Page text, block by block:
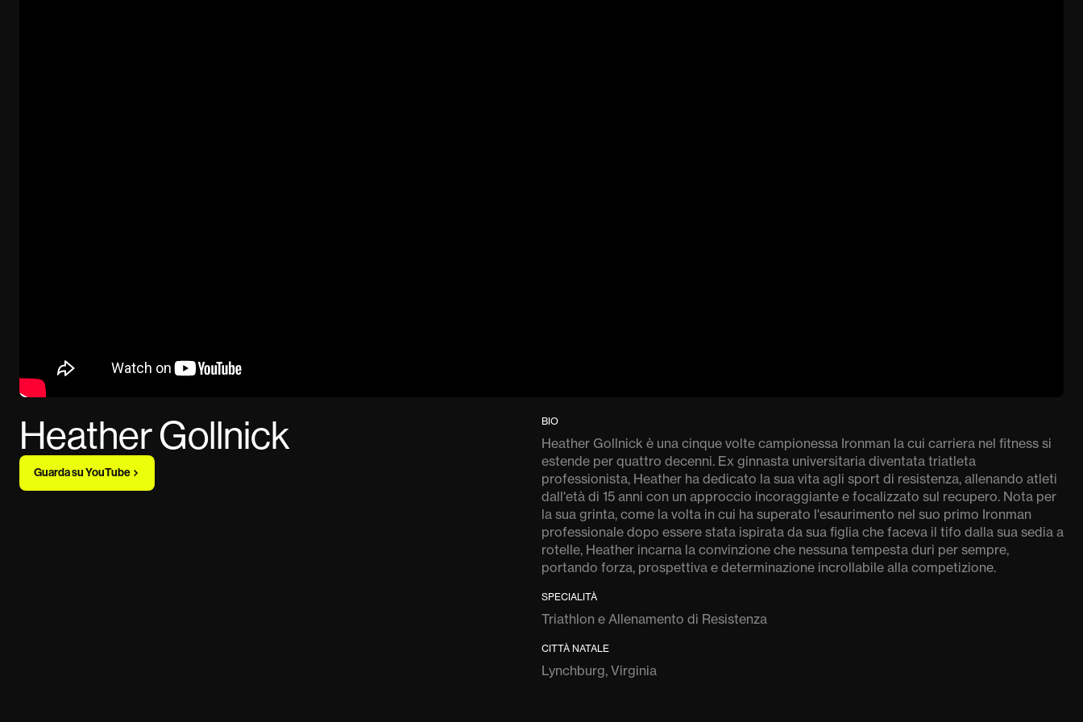
Heather Gollnick
Guarda su YouTube
BIO
Heather Gollnick è una cinque volte campionessa Ironman la cui carriera nel fitness si
estende per quattro decenni. Ex ginnasta universitaria diventata triatleta
professionista, Heather ha dedicato la sua vita agli sport di resistenza, allenando atleti
dall'età di 15 anni con un approccio incoraggiante e focalizzato sul recupero. Nota per
la sua grinta, come la volta in cui ha superato l'esaurimento nel suo primo Ironman
professionale dopo essere stata ispirata da sua figlia che faceva il tifo dalla sua sedia a
rotelle, Heather incarna la convinzione che nessuna tempesta duri per sempre,
portando forza, prospettiva e determinazione incrollabile alla competizione.
SPECIALITÀ
Triathlon e Allenamento di Resistenza
CITTÀ NATALE
Lynchburg, Virginia